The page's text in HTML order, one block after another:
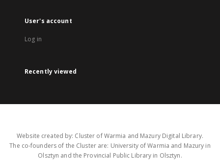
User's account
Log in
Recently viewed
Website created by: Cluster of Warmia and Mazury Digital Library.
The co-founders of the Cluster are: University of Warmia and Mazury in
Olsztyn and the Provincial Public Library in Olsztyn.